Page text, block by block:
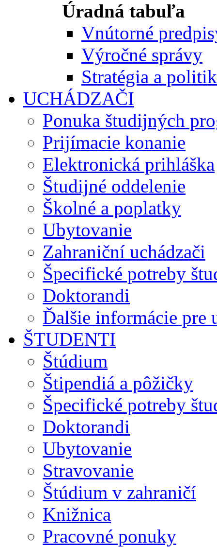
Úradná tabuľa
Vnútorné
Výročné správy
Stratégia a
UCHÁDZAČI
Ponuka študijných
Prijímacie konanie
Elektronická prihláška
Študijné oddelenie
Školné a poplatky
Ubytovanie
Zahraniční uchádzači
Špecifické potreby
Doktorandi
Ďalšie informácie pre
ŠTUDENTI
Štúdium
Štipendiá a pôžičky
Špecifické potreby
Doktorandi
Ubytovanie
Stravovanie
Štúdium v zahraničí
Knižnica
Pracovné ponuky